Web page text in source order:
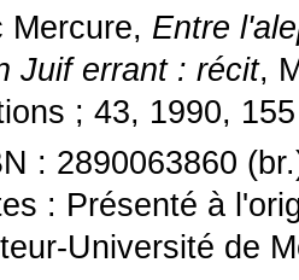
Mercure, Entre
Juif errant : récit,
; 43, 1990,
: 2890063860
: Présenté à
Université de